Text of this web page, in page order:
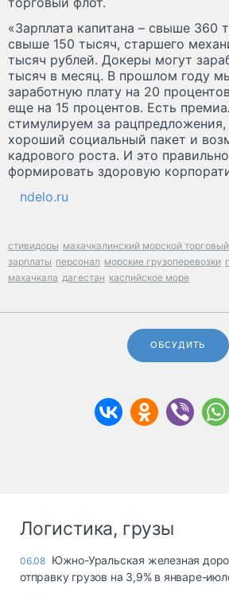
«Зарплата капитана – свыше 360
свыше 150 тысяч, старшего
тысяч рублей. Докеры могут
тысяч в месяц. В прошлом году
заработную плату на 20
еще на 15 процентов. Есть
стимулируем за
хороший социальный пакет и
кадрового роста. И это
формировать здоровую
ndelo.ru
стивидоры махачкалинский морской
зарплаты персонал морские грузоперевозки
махачкала дагестан каспийское море
ОБСУДИТЬ
Логистика, грузы
06.08 Южно-Уральская железная
отправку грузов на 3,9% в январе-